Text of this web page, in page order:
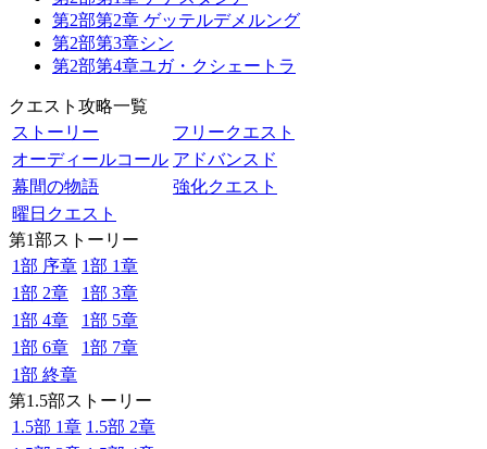
第2部第2章 ゲッテルデメルング
第2部第3章シン
第2部第4章ユガ・クシェートラ
クエスト攻略一覧
ストーリー
フリークエスト
オーディールコール アドバンスド
幕間の物語
強化クエスト
曜日クエスト
第1部ストーリー
1部 序章 1部 1章
1部 2章
1部 3章
1部 4章
1部 5章
1部 6章
1部 7章
1部 終章
第1.5部ストーリー
1.5部 1章 1.5部 2章